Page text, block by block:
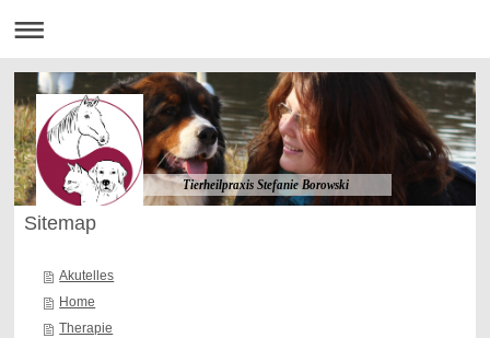
Tierheilpraxis Stefanie Borowski
Sitemap
Akutelles
Home
Therapie